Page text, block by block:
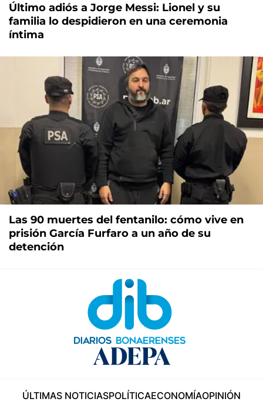
Último adiós a Jorge Messi: Lionel y su
familia lo despidieron en una ceremonia
íntima
Las 90 muertes del fentanilo: cómo vive en
prisión García Furfaro a un año de su
detención
ÚLTIMAS NOTICIASPOLÍTICAECONOMÍAOPINIÓN